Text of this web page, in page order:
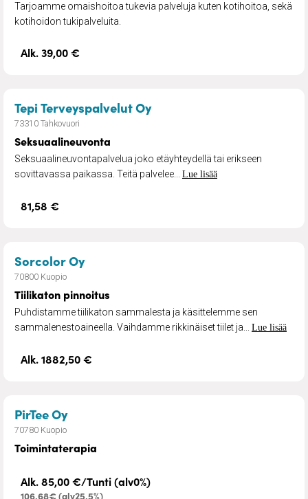
Tarjoamme omaishoitoa tukevia palveluja kuten kotihoitoa, sekä
kotihoidon tukipalveluita.​
Alk. 39,00 €
Tepi Terveyspalvelut Oy– Seksuaalineuvonta
73310 Tahkovuori
Seksuaalineuvonta
Seksuaalineuvontapalvelua joko etäyhteydellä tai erikseen
sovittavassa paikassa. Teitä palvelee... Lue lisää
81,58 €
Sorcolor Oy– Tiilikaton pinnoitus
70800 Kuopio
Tiilikaton pinnoitus
Puhdistamme tiilikaton sammalesta ja käsittelemme sen
sammalenestoaineella. Vaihdamme rikkinäiset tiilet ja... Lue lisää
Alk. 1882,50 €
PirTee Oy– Toimintaterapia
70780 Kuopio
Toimintaterapia
Alk. 85,00 €/Tunti (alv0%)
106,68€ (alv25,5%)